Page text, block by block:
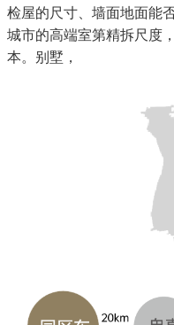
检屋的尺寸、墙面地面能
城市的高端室第精拆尺度
本。别墅，